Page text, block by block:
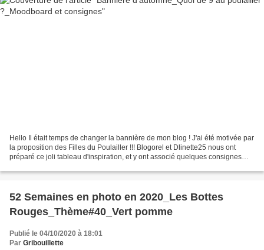
Hello Il était temps de changer la bannière de mon blog ! J'ai été motivée par
la proposition des Filles du Poulailler !!! Blogorel et Dlinette25 nous ont
préparé ce joli tableau d'inspiration, et y ont associé quelques consignes
52 Semaines en photo en 2020_Les Bottes
Rouges_Thème#40_Vert pomme
Publié le 04/10/2020 à 18:01
Par Gribouillette